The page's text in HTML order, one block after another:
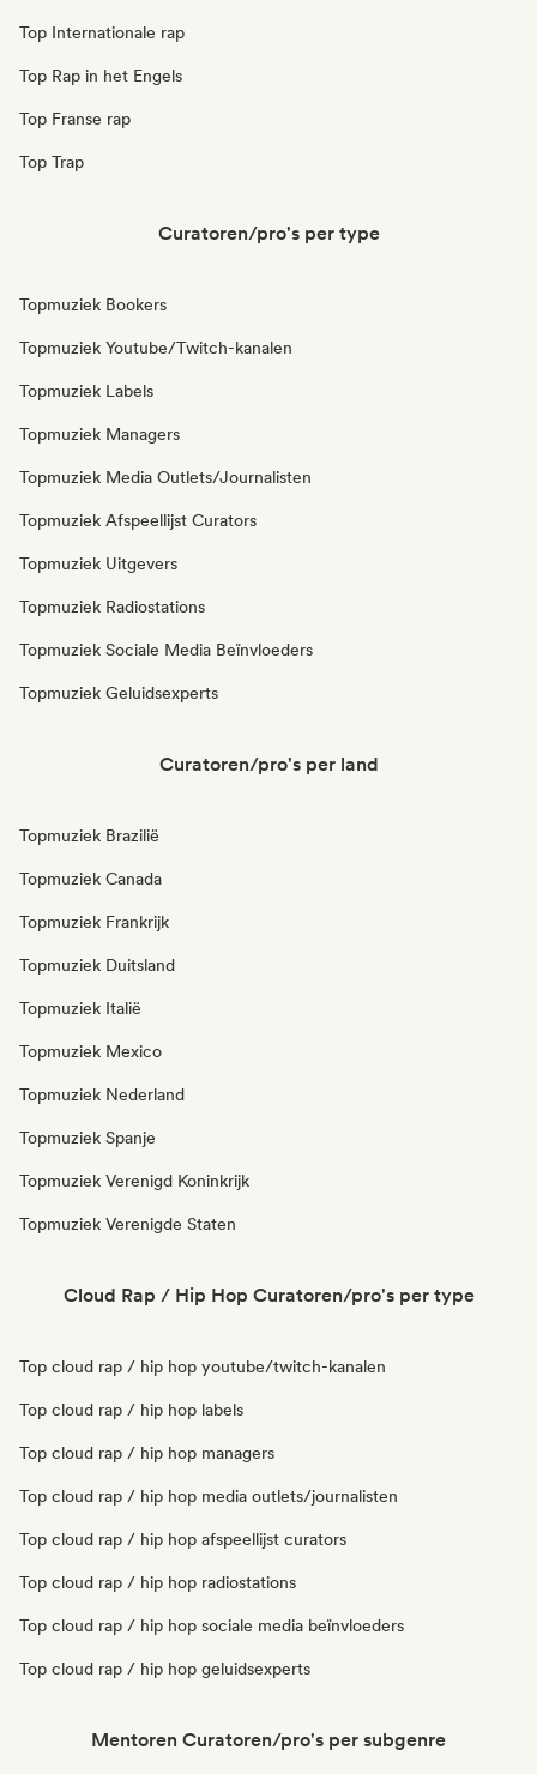
Top Internationale rap
Top Rap in het Engels
Top Franse rap
Top Trap
Curatoren/pro's per type
Topmuziek Bookers
Topmuziek Youtube/Twitch-kanalen
Topmuziek Labels
Topmuziek Managers
Topmuziek Media Outlets/Journalisten
Topmuziek Afspeellijst Curators
Topmuziek Uitgevers
Topmuziek Radiostations
Topmuziek Sociale Media Beïnvloeders
Topmuziek Geluidsexperts
Curatoren/pro's per land
Topmuziek Brazilië
Topmuziek Canada
Topmuziek Frankrijk
Topmuziek Duitsland
Topmuziek Italië
Topmuziek Mexico
Topmuziek Nederland
Topmuziek Spanje
Topmuziek Verenigd Koninkrijk
Topmuziek Verenigde Staten
Cloud Rap / Hip Hop Curatoren/pro's per type
Top cloud rap / hip hop youtube/twitch-kanalen
Top cloud rap / hip hop labels
Top cloud rap / hip hop managers
Top cloud rap / hip hop media outlets/journalisten
Top cloud rap / hip hop afspeellijst curators
Top cloud rap / hip hop radiostations
Top cloud rap / hip hop sociale media beïnvloeders
Top cloud rap / hip hop geluidsexperts
Mentoren Curatoren/pro's per subgenre